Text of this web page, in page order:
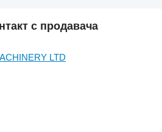
с продавача
LTD